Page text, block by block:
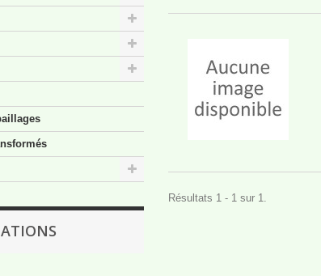
Résultats 1 - 1 sur 1.